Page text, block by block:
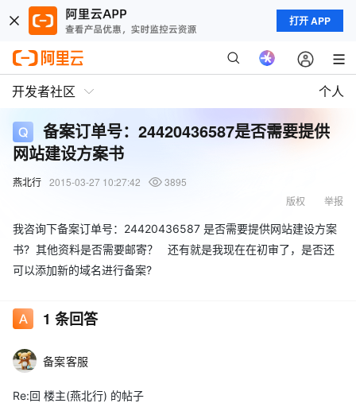
打开 APP
开发者社区 个人
备案订单号：24420436587是否需要提供
网站建设方案书
燕北行 2015-03-27 10:27:42
3895
举报
版权
我咨询下备案订单号：24420436587 是否需要提供网站建设方案
书? 其他资料是否需要邮寄？ 还有就是我现在在初审了，是否还
可以添加新的域名进行备案?
1 条回答
备案客服
Re:回 楼主(燕北行) 的帖子